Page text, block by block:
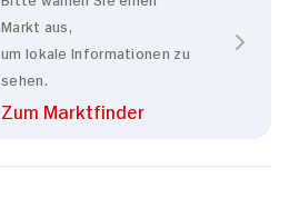
Markt aus,
um lokale Informationen zu
sehen.
Zum Marktfinder